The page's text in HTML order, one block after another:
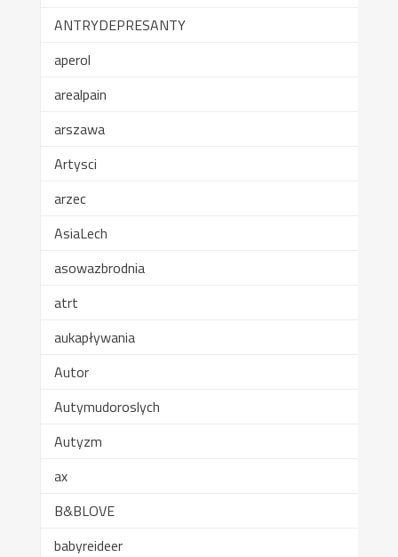
ANTRYDEPRESANTY
aperol
arealpain
arszawa
Artysci
arzec
AsiaLech
asowazbrodnia
atrt
aukapływania
Autor
Autymudoroslych
Autyzm
ax
B&BLOVE
babyreideer